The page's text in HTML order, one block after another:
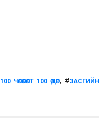
100 ЧӨЛӨӨЛӨЛТ 100 ӨДӨР, #ЗАСГИЙН